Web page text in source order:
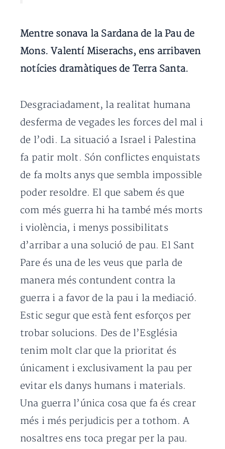
Mentre sonava la Sardana de la Pau de
Mons. Valentí Miserachs, ens arribaven
notícies dramàtiques de Terra Santa.
Desgraciadament, la realitat humana
desferma de vegades les forces del mal i
de l’odi. La situació a Israel i Palestina
fa patir molt. Són conflictes enquistats
de fa molts anys que sembla impossible
poder resoldre. El que sabem és que
com més guerra hi ha també més morts
i violència, i menys possibilitats
d’arribar a una solució de pau. El Sant
Pare és una de les veus que parla de
manera més contundent contra la
guerra i a favor de la pau i la mediació.
Estic segur que està fent esforços per
trobar solucions. Des de l’Església
tenim molt clar que la prioritat és
únicament i exclusivament la pau per
evitar els danys humans i materials.
Una guerra l’única cosa que fa és crear
més i més perjudicis per a tothom. A
nosaltres ens toca pregar per la pau.